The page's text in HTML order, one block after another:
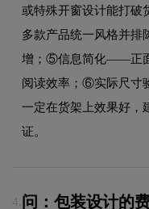
或特殊开窗设计能打
多款产品统一风格并排
增；⑤信息简化——正
阅读效率；⑥实际尺寸
一定在货架上效果好，
证。
4. 问：包装设计的